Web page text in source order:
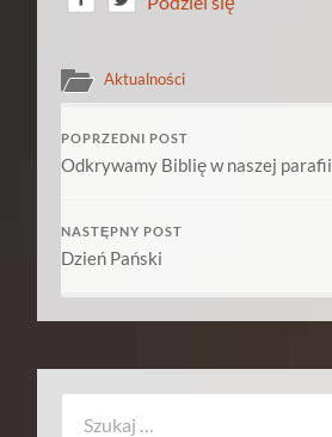
Aktualności
POPRZEDNI POST
Odkrywamy Biblię w naszej parafii
NASTĘPNY POST
Dzień Pański